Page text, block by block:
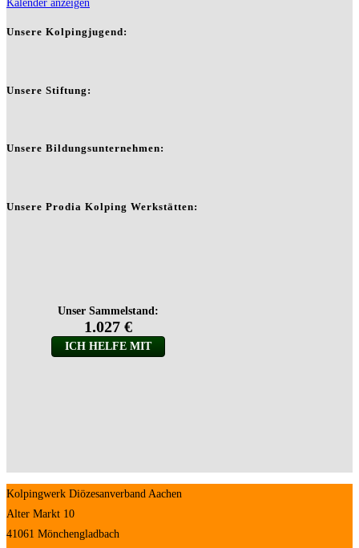
Kalender anzeigen
Unsere Kolpingjugend:
Unsere Stiftung:
Unsere Bildungsunternehmen:
Unsere Prodia Kolping Werkstätten:
Kolpingwerk Diözesanverband Aachen
Alter Markt 10
41061 Mönchengladbach